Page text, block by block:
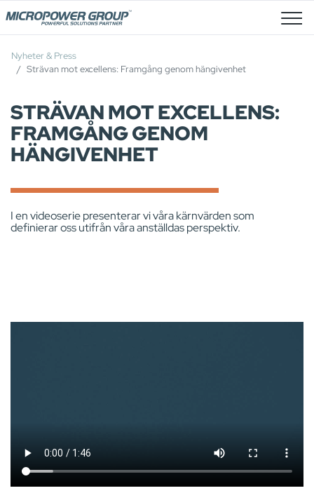
Lediga Tjänster
Nyheter & Press
Strävan mot excellens: Framgång genom hängivenhet
STRÄVAN MOT EXCELLENS:
FRAMGÅNG GENOM
HÄNGIVENHET
I en videoserie presenterar vi våra kärnvärden som
definierar oss utifrån våra anställdas perspektiv.